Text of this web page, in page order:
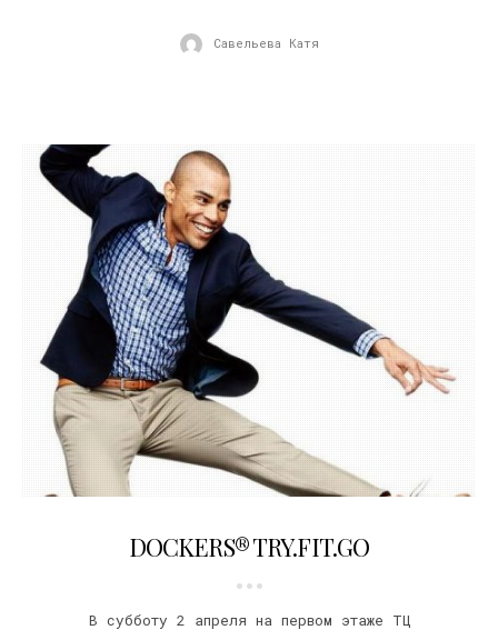
Савельева Катя
DOCKERS® TRY.FIT.GO
В субботу 2 апреля на первом этаже ТЦ